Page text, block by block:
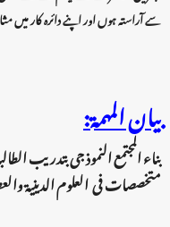
سے آراستہ ہوں اور اپنے دائرہ کار میں
:بيان المهمة
بناء المجتمع النموذ جی بتدریب
متخصصات فی العلوم الدینیۃ